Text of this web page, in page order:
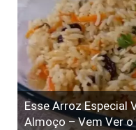
Esse Arroz Especial
Almoço – Vem Ver o